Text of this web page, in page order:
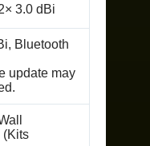
3.0 dBi
Bluetooth
update may
(Kits